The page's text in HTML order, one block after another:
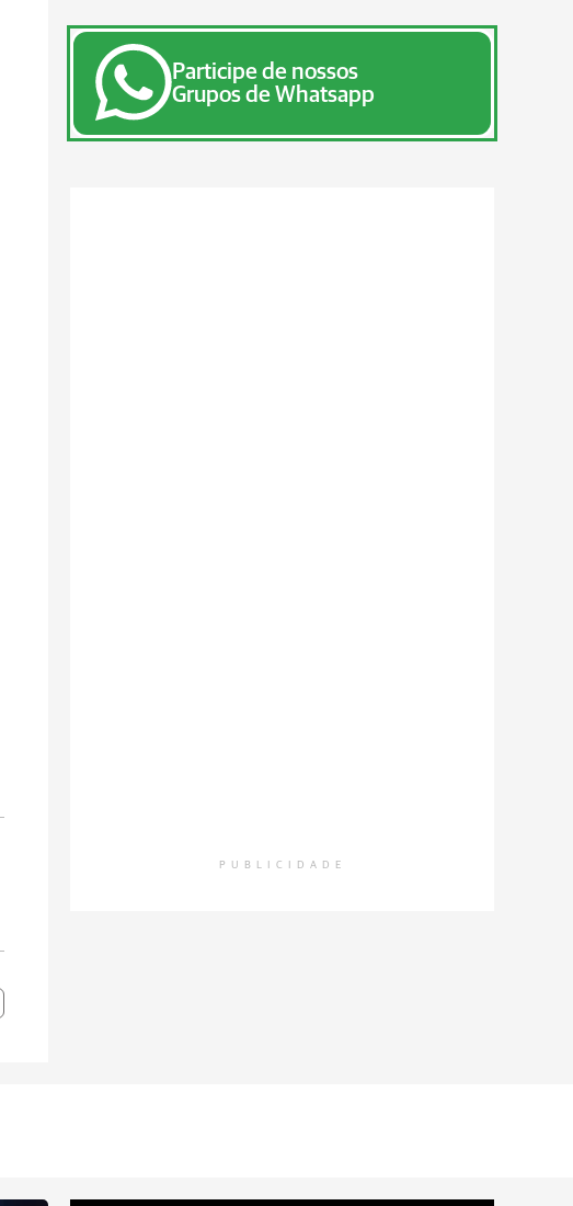
Participe de nossos
Grupos de Whatsapp
PUBLICIDADE